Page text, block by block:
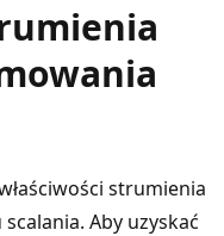
strumienia
Aby uzyskać